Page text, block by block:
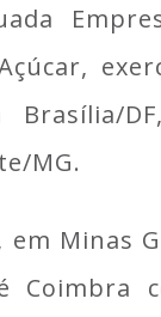
MG.
Minas
Coimbra